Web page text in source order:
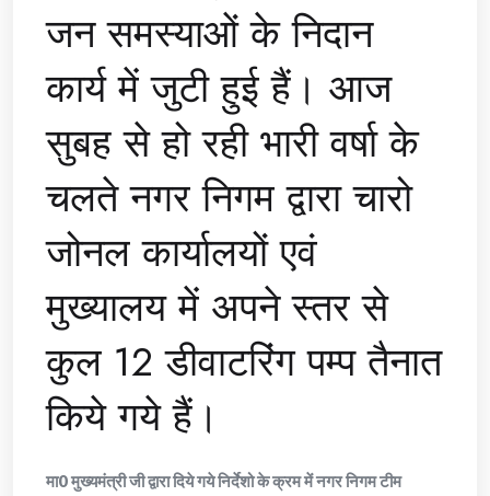
जन समस्याओं के निदान
कार्य में जुटी हुई हैं। आज
सुबह से हो रही भारी वर्षा के
चलते नगर निगम द्वारा चारो
जोनल कार्यालयों एवं
मुख्यालय में अपने स्तर से
कुल 12 डीवाटरिंग पम्प तैनात
किये गये हैं।
मा0 मुख्यमंत्री जी द्वारा दिये गये निर्देशो के क्रम में नगर निगम टीम